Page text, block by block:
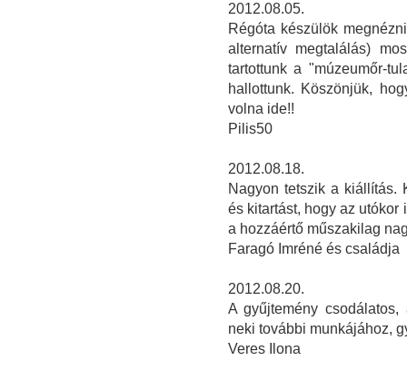
2012.08.05.
Régóta készülök
alternatív megtalálás)
tartottunk a "múzeumőr-
hallottunk. Köszönjük,
volna ide!!
Pilis50
2012.08.18.
Nagyon tetszik a kiállítás.
és kitartást, hogy az
a hozzáértő műszakilag
Faragó Imréné és családja
2012.08.20.
A gyűjtemény
neki további munkájához,
Veres Ilona